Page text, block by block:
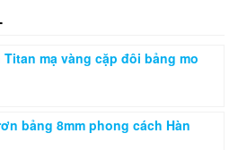
Titan mạ vàng cặp đôi bảng mo
bảng 8mm phong cách Hàn